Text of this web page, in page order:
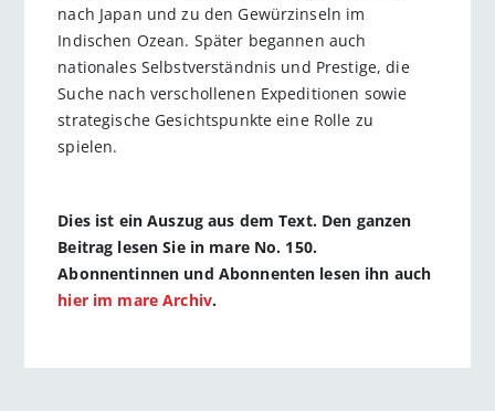
nach Japan und zu den Gewürzinseln im
Indischen Ozean. Später begannen auch
nationales Selbstverständnis und Prestige, die
Suche nach verschollenen Expeditionen sowie
strategische Gesichtspunkte eine Rolle zu
spielen.
Dies ist ein Auszug aus dem Text. Den ganzen
Beitrag lesen Sie in mare No. 150.
Abonnentinnen und Abonnenten lesen ihn auch
hier im mare Archiv.